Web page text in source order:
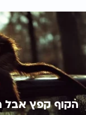
הקוף קפץ אבל